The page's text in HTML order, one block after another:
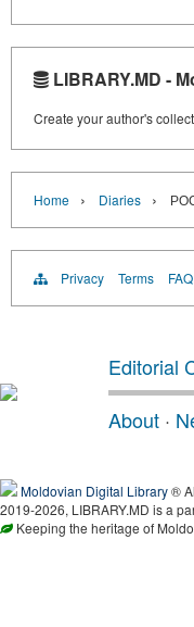
LIBRARY.MD -
Create your author's
Home › Diaries ›
Privacy Terms FAQ
Editorial
About ·
Moldovian Digital Library®
2019-2026, LIBRARY.MD is a
Keeping the heritage of